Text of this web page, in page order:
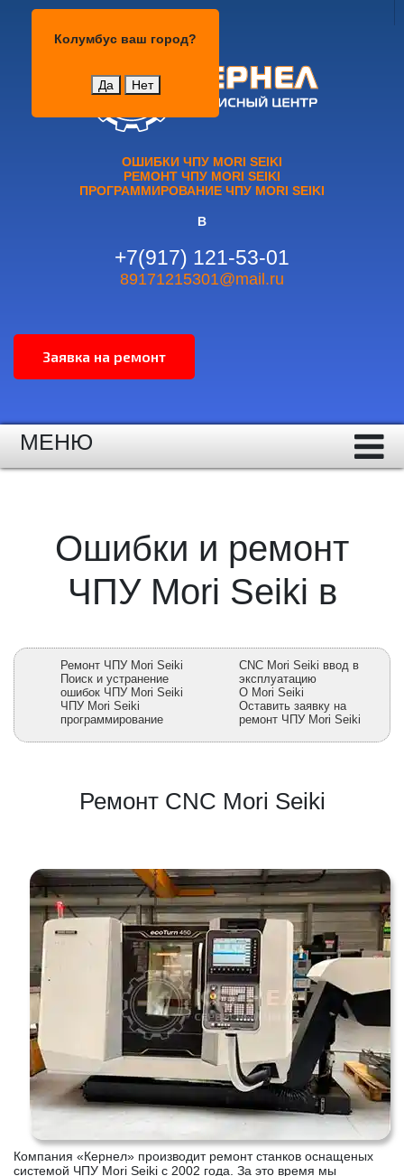
Колумбус ваш город?
Да Нет
ОШИБКИ ЧПУ MORI SEIKI
РЕМОНТ ЧПУ MORI SEIKI
ПРОГРАММИРОВАНИЕ ЧПУ MORI SEIKI
В
+7(917) 121-53-01
89171215301@mail.ru
МЕНЮ
Ошибки и ремонт
ЧПУ Mori Seiki в
Ремонт ЧПУ Mori Seiki
Поиск и устранение
ошибок ЧПУ Mori Seiki
ЧПУ Mori Seiki
программирование
CNC Mori Seiki ввод в
эксплуатацию
О Mori Seiki
Оставить заявку на
ремонт ЧПУ Mori Seiki
Ремонт CNC Mori Seiki
Компания «Кернел» производит ремонт станков оснащеных
системой ЧПУ Mori Seiki с 2002 года. За это время мы